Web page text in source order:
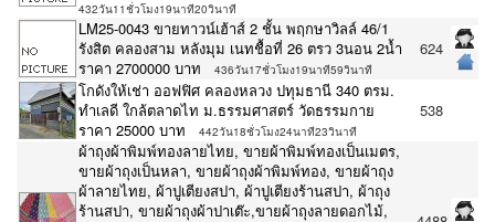
432วัน11ชั่วโมง19นาที20วินาที
LM25-0043 ขายทาวน์เฮ้าส์ 2 ชั้น พฤกษาวิลล์ 46/1
รังสิต คลองสาม หลังมุม เนทชื้อที่ 26 ตรว 3นอน 2น้ำ
ราคา 2700000 บาท
436วัน17ชั่วโมง19นาที59วินาที
624
โกดังให้เช่า ออฟฟิศ คลองหลวง ปทุมธานี 340 ตรม.
ทำเลดี ใกล้ตลาดไท ม.ธรรมศาสตร์ วัดธรรมกาย
ราคา 25000 บาท
442วัน18ชั่วโมง24นาที23วินาที
538
ผ้าถุงผ้าพิมพ์ทองลายไทย, ขายผ้าพิมพ์ทองเป็นเมตร,
ขายผ้าถุงเป็นหลา, ขายผ้าถุงผ้าพิมพ์ทอง, ขายผ้าถุง
ผ้าลายไทย, ผ้าปูเตียงสปา, ผ้าปูเตียงร้านสปา, ผ้าถุง
ร้านสปา, ขายผ้าถุงผ้าปาเต๊ะ,ขายผ้าถุงลายดอกไม้,